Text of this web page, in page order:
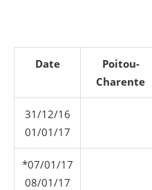
Date
Poitou-
Charente
31/12/16
01/01/17
*07/01/17
08/01/17